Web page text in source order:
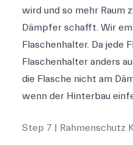
wird und so mehr Raum
Dämpfer schafft. Wir
Flaschenhalter. Da jede
Flaschenhalter anders
die Flasche nicht am
wenn der Hinterbau
Step 7 | Rahmenschutz